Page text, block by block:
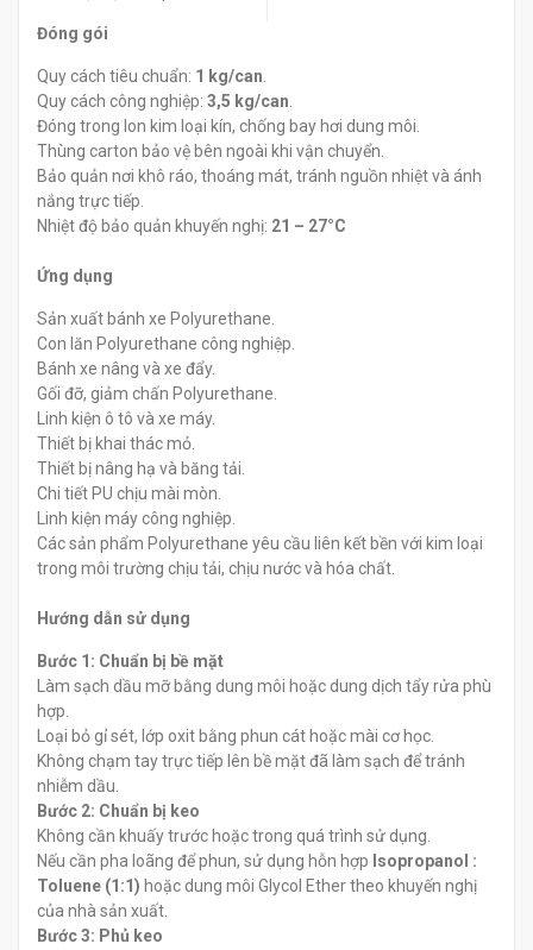
Đóng gói
Quy cách tiêu chuẩn: 1 kg/can
Quy cách công nghiệp: 3,5 kg/can
Đóng trong lon kim loại kín, chống bay hơi dung môi.
Thùng carton bảo vệ bên ngoài khi vận chuyển.
Bảo quản nơi khô ráo, thoáng mát, tránh nguồn nhiệt và ánh
nắng trực tiếp.
Nhiệt độ bảo quản khuyến nghị: 21 – 27°C
Ứng dụng
Sản xuất bánh xe Polyurethane.
Con lăn Polyurethane công nghiệp.
Bánh xe nâng và xe đẩy.
Gối đỡ, giảm chấn Polyurethane.
Linh kiện ô tô và xe máy.
Thiết bị khai thác mỏ.
Thiết bị nâng hạ và băng tải.
Chi tiết PU chịu mài mòn.
Linh kiện máy công nghiệp.
Các sản phẩm Polyurethane yêu cầu liên kết bền với kim loại
trong môi trường chịu tải, chịu nước và hóa chất.
Hướng dẫn sử dụng
Bước 1: Chuẩn bị bề mặt
Làm sạch dầu mỡ bằng dung môi hoặc dung dịch tẩy rửa phù
hợp.
Loại bỏ gỉ sét, lớp oxit bằng phun cát hoặc mài cơ học.
Không chạm tay trực tiếp lên bề mặt đã làm sạch để tránh
nhiễm dầu.
Bước 2: Chuẩn bị keo
Không cần khuấy trước hoặc trong quá trình sử dụng.
Nếu cần pha loãng để phun, sử dụng hỗn hợp Isopropanol :
Toluene (1:1) hoặc dung môi Glycol Ether theo khuyến nghị
của nhà sản xuất.
Bước 3: Phủ keo